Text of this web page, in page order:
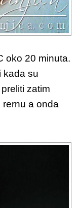
oko 20 minuta.
kada su
zatim
rernu a onda